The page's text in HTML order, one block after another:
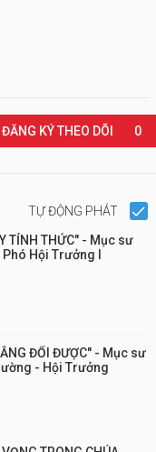
ĐĂNG KÝ THEO DÕI 0
TỰ ĐỘNG PHÁT
TỈNH THỨC" - Mục sư
Hội Trưởng I
ĐỔI ĐƯỢC" - Mục sư
- Hội Trưởng